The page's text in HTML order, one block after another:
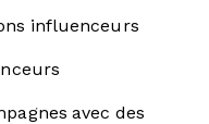
influenceurs
avec des